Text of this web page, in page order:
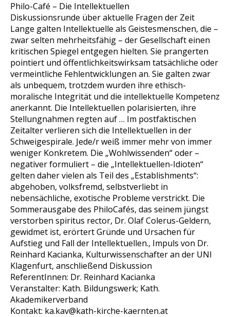
Philo-Café – Die Intellektuellen
Diskussionsrunde über aktuelle Fragen der Zeit
Lange galten Intellektuelle als Geistesmenschen, die –
zwar selten mehrheitsfähig – der Gesellschaft einen
kritischen Spiegel entgegen hielten. Sie prangerten
pointiert und öffentlichkeitswirksam tatsächliche oder
vermeintliche Fehlentwicklungen an. Sie galten zwar
als unbequem, trotzdem wurden ihre ethisch-
moralische Integrität und die intellektuelle Kompetenz
anerkannt. Die Intellektuellen polarisierten, ihre
Stellungnahmen regten auf … Im postfaktischen
Zeitalter verlieren sich die Intellektuellen in der
Schweigespirale. Jede/r weiß immer mehr von immer
weniger Konkretem. Die „Wohlwissenden“ oder –
negativer formuliert – die „Intellektuellen-Idioten“
gelten daher vielen als Teil des „Establishments“:
abgehoben, volksfremd, selbstverliebt in
nebensächliche, exotische Probleme verstrickt. Die
Sommerausgabe des PhiloCafés, das seinem jüngst
verstorben spiritus rector, Dr. Olaf Colerus-Geldern,
gewidmet ist, erörtert Gründe und Ursachen für
Aufstieg und Fall der Intellektuellen., Impuls von Dr.
Reinhard Kacianka, Kulturwissenschafter an der UNI
Klagenfurt, anschließend Diskussion
ReferentInnen: Dr. Reinhard Kacianka
Veranstalter: Kath. Bildungswerk; Kath.
Akademikerverband
Kontakt: ka.kav@kath-kirche-kaernten.at